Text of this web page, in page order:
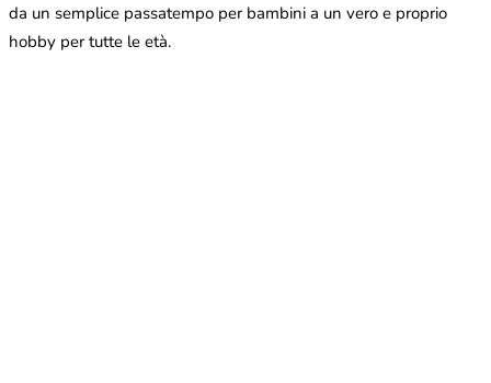
da un semplice passatempo per bambini a un vero e proprio
hobby per tutte le età.